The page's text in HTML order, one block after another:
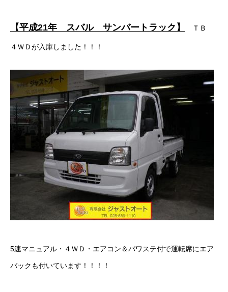
おすすめ
ボディコーティング・艶出し・磨き
部品の取り付け
オイル交換
独自の買取査定
ジャストオートのカーリース
よくある質問
【平成21年 スバル サンバートラック】 ＴＢ
４ＷＤが入庫しました！！！
5速マニュアル・４ＷＤ・エアコン＆パワステ付で運転席にエア
バックも付いています！！！！